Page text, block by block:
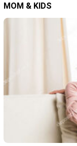
MOM & KIDS